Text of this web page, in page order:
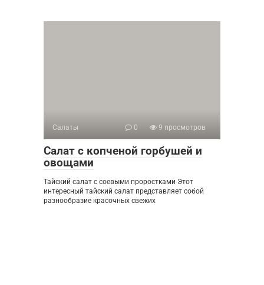
Салаты 0 9 просмотров
Салат с копченой горбушей и
овощами
Тайский салат с соевыми проростками Этот
интересный тайский салат представляет собой
разнообразие красочных свежих